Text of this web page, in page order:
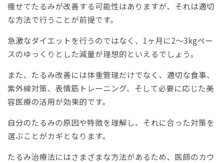
痩せてたるみが改善する可能性はありますが、それは適切
な方法で行うことが前提です。
急激なダイエットを行うのではなく、1ヶ月に2〜3kgペー
スのゆっくりとした減量が理想的といえるでしょう。
また、たるみ改善には体重管理だけでなく、適切な食事、
紫外線対策、表情筋トレーニング、そして必要に応じた美
容医療の活用が効果的です。
自分のたるみの原因や特徴を理解し、それに合った対策を
選ぶことがカギとなります。
たるみ治療法にはさまざまな方法があるため、医師のカウ